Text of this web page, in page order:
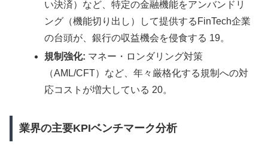
い決済）など、特定の金融機能をアンバンドリ
ング（機能切り出し）して提供するFinTech企業
の台頭が、銀行の収益機会を侵食する 19。
規制強化: マネー・ロンダリング対策
（AML/CFT）など、年々厳格化する規制への対
応コストが増大している 20。
業界の主要KPIベンチマーク分析